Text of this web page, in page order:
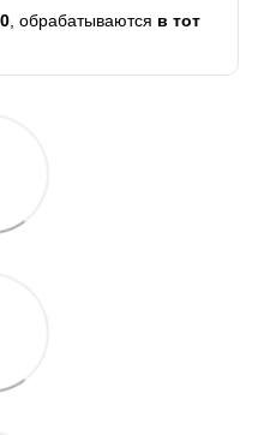
, обрабатываются в тот